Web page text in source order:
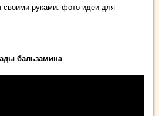
своими руками: фото-идеи для
бальзамина